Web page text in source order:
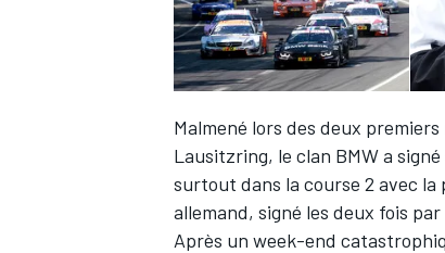
Malmené lors des deux
Lausitzring, le clan BMW a
surtout dans la course 2 avec
allemand, signé les deux fois
Après un week-end